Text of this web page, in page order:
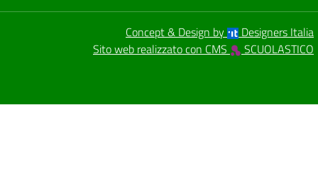
Concept & Design by
Designers Italia
Sito web realizzato con CMS
SCUOLASTICO